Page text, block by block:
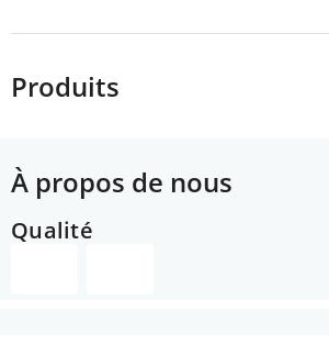
Produits
À propos de nous
Qualité